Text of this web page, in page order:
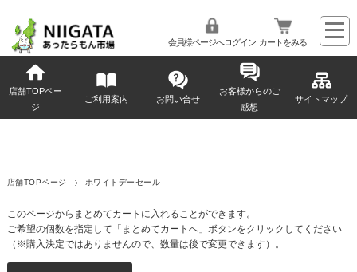
会員様ページへログイン カートをみる
店舗TOPペー
ジ
ご利用案内 お問い合せ
お客様からのご
感想
サイトマップ
店舗TOPページ ホワイトデーセール
このページからまとめてカートに入れることができます。
ご希望の個数を指定して「まとめてカートへ」ボタンをクリックしてください
（※購入決定ではありませんので、数量は後で変更できます）。